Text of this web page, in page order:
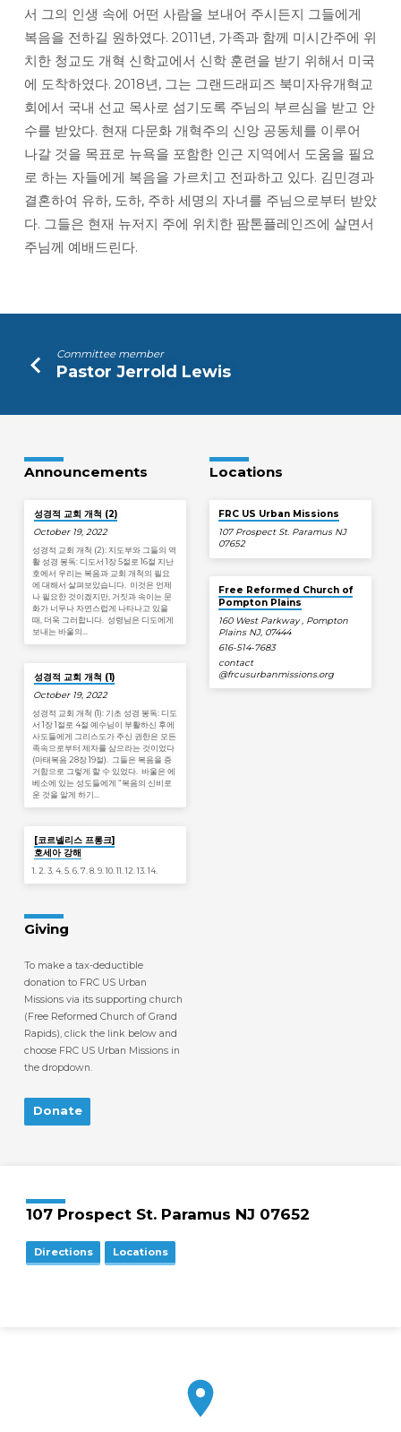
서 그의 인생 속에 어떤 사람을 보내어 주시든지 그들에게
복음을 전하길 원하였다. 2011년, 가족과 함께 미시간주에 위
치한 청교도 개혁 신학교에서 신학 훈련을 받기 위해서 미국
에 도착하였다. 2018년, 그는 그랜드래피즈 북미자유개혁교
회에서 국내 선교 목사로 섬기도록 주님의 부르심을 받고 안
수를 받았다. 현재 다문화 개혁주의 신앙 공동체를 이루어
나갈 것을 목표로 뉴욕을 포함한 인근 지역에서 도움을 필요
로 하는 자들에게 복음을 가르치고 전파하고 있다. 김민경과
결혼하여 유하, 도하, 주하 세명의 자녀를 주님으로부터 받았
다. 그들은 현재 뉴저지 주에 위치한 팜톤플레인즈에 살면서
주님께 예배드린다.
Committee member
Pastor Jerrold Lewis
Announcements
성경적 교회 개척 (2)
October 19, 2022
성경적 교회 개척 (2): 지도부와 그들의 역
활 성경 봉독: 디도서 1장 5절로 16절 지난
호에서 우리는 복음과 교회 개척의 필요
에 대해서 살펴보았습니다. 이것은 언제
나 필요한 것이겠지만, 거짓과 속이는 문
화가 너무나 자연스럽게 나타나고 있을
때, 더욱 그러합니다. 성령님은 디도에게
보내는 바울의…
성경적 교회 개척 (1)
October 19, 2022
성경적 교회 개척 (1): 기초 성경 봉독: 디도
서 1장 1절로 4절 예수님이 부활하신 후에
사도들에게 그리스도가 주신 권한은 모든
족속으로부터 제자를 삼으라는 것이었다
(마태복음 28장 19절). 그들은 복음을 증
거함으로 그렇게 할 수 있었다. 바울은 에
베소에 있는 성도들에게 “복음의 신비로
운 것을 알게 하기…
[코르넬리스 프롱크]
호세아 강해
1. 2. 3. 4. 5. 6. 7. 8. 9. 10. 11. 12. 13. 14.
Locations
FRC US Urban Missions
107 Prospect St. Paramus NJ
07652
Free Reformed Church of
Pompton Plains
160 West Parkway , Pompton
Plains NJ, 07444
616-514-7683
contact​
@frcusurbanmissions.org
Giving
To make a tax-deductible
donation to FRC US Urban
Missions via its supporting church
(Free Reformed Church of Grand
Rapids), click the link below and
choose FRC US Urban Missions in
the dropdown.
Donate
107 Prospect St. Paramus NJ 07652
Directions Locations